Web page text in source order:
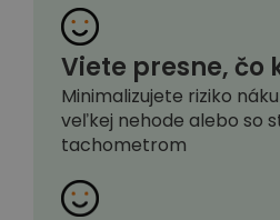
Viete presne, čo
Minimalizujete riziko
veľkej nehode alebo so
tachometrom